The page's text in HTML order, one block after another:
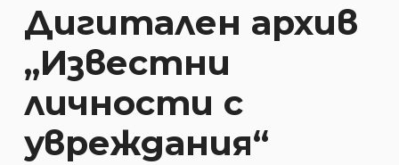
Дигитален архив
„Известни
личности с
увреждания“